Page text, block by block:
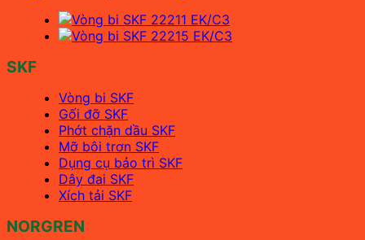
SKF
Vòng bi SKF
Gối đỡ SKF
Phớt chặn dầu SKF
Mỡ bôi trơn SKF
Dụng cụ bảo trì SKF
Dây đai SKF
Xích tải SKF
NORGREN